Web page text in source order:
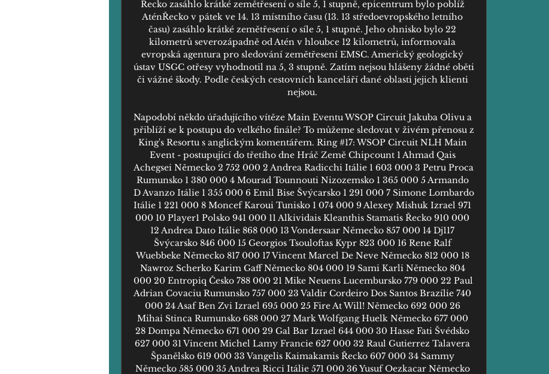
Řecko zasáhlo krátké zemětřesení o síle 5, 1 stupně, epicentrum bylo poblíž
AténŘecko v pátek ve 14. 13 místního času (13. 13 středoevropského letního
času) zasáhlo krátké zemětřesení o síle 5, 1 stupně. Jeho ohnisko bylo 22
kilometrů severozápadně od Atén v hloubce 12 kilometrů, informovala
evropská agentura pro sledování zemětřesení EMSC. Americký geologický
ústav USGC otřesy vyhodnotil na 5, 3 stupně. Zatím nejsou hlášeny žádné oběti
či vážné škody. Podle českých cestovních kanceláří dané oblasti jejich klienti
nejsou.
Napodobí někdo úřadujícího vítěze Main Eventu WSOP Circuit Jakuba Olivu a
přiblíží se k postupu do velkého finále? To můžeme sledovat v živém přenosu z
King's Resortu s anglickým komentářem. Ring #17: WSOP Circuit NLH Main
Event - postupující do třetího dne Hráč Země Chipcount 1 Ahmad Qais
Achegsei Německo 2 752 000 2 Andrea Radicchi Itálie 1 603 000 3 Petru Proca
Rumunsko 1 380 000 4 Mourad Tounnouti Nizozemsko 1 365 000 5 Armando
D Avanzo Itálie 1 355 000 6 Emil Bise Švýcarsko 1 291 000 7 Simone Lombardo
Itálie 1 221 000 8 Moncef Karoui Tunisko 1 074 000 9 Alexey Mishuk Izrael 971
000 10 Player1 Polsko 941 000 11 Alkividais Kleanthis Stamatis Řecko 910 000
12 Andrea Dato Itálie 868 000 13 Vondersaar Německo 857 000 14 Dj117
Švýcarsko 846 000 15 Georgios Tsouloftas Kypr 823 000 16 Rene Ralf
Wuebbeke Německo 817 000 17 Vincent Marcel De Neve Německo 812 000 18
Nawroz Scherko Karim Gaff Německo 804 000 19 Sami Karli Německo 804
000 20 Entropiq Česko 788 000 21 Mike Neuens Lucembursko 779 000 22 Paul
Adrian Covaciu Rumunsko 757 000 23 Valdir Cordeiro Dos Santos Brazílie 740
000 24 Asaf Ben Zvi Izrael 695 000 25 Fire At Will! Německo 692 000 26
Mihai Stinca Rumunsko 688 000 27 Mark Wolfgang Huelk Německo 677 000
28 Dompa Německo 671 000 29 Gal Bar Izrael 644 000 30 Hasse Fati Švédsko
627 000 31 Vincent Michel Lamy Francie 627 000 32 Raul Gutierrez Talavera
Španělsko 619 000 33 Vangelis Kaimakamis Řecko 607 000 34 Sammy
Německo 585 000 35 Andrea Ricci Itálie 571 000 36 Yusuf Oezkacar Německo